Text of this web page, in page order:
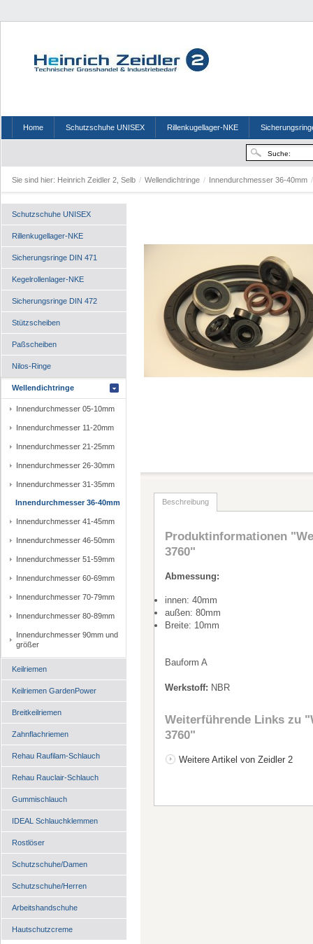
Home Schutzschuhe UNISEX Rillenkugellager-NKE
Sie sind hier: Heinrich Zeidler 2, Selb / Wellendichtringe / Innendurchmesser 36-40mm /
Schutzschuhe UNISEX
Rillenkugellager-NKE
Sicherungsringe DIN 471
Kegelrollenlager-NKE
Sicherungsringe DIN 472
Stützscheiben
Paßscheiben
Nilos-Ringe
Wellendichtringe
Innendurchmesser 05-10mm
Innendurchmesser 11-20mm
Innendurchmesser 21-25mm
Innendurchmesser 26-30mm
Innendurchmesser 31-35mm
Innendurchmesser 36-40mm
Innendurchmesser 41-45mm
Innendurchmesser 46-50mm
Innendurchmesser 51-59mm
Innendurchmesser 60-69mm
Innendurchmesser 70-79mm
Innendurchmesser 80-89mm
Innendurchmesser 90mm und
größer
Keilriemen
Keilriemen GardenPower
Breitkeilriemen
Zahnflachriemen
Rehau Raufilam-Schlauch
Rehau Rauclair-Schlauch
Gummischlauch
IDEAL Schlauchklemmen
Rostlöser
Schutzschuhe/Damen
Schutzschuhe/Herren
Arbeitshandschuhe
Hautschutzcreme
Beschreibung
Produktinformationen
3760"
Abmessung:
innen: 40mm
außen: 80mm
Breite: 10mm
Bauform A
Werkstoff: NBR
Weiterführende Links zu
3760"
Weitere Artikel von Zeidler 2